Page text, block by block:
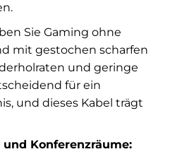
Sie Gaming ohne
mit gestochen scharfen
und geringe
für ein
und dieses Kabel trägt
Konferenzräume: